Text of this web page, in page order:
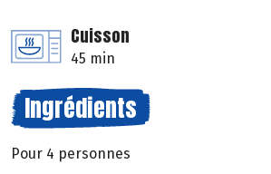
Cuisson
45 min
Ingrédients
Pour 4 personnes